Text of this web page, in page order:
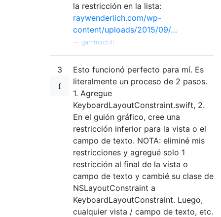
la restricción en la lista:
raywenderlich.com/wp-
content/uploads/2015/09/…
gammachill
3
Esto funcionó perfecto para mí. Es
literalmente un proceso de 2 pasos.
1. Agregue
KeyboardLayoutConstraint.swift, 2.
En el guión gráfico, cree una
restricción inferior para la vista o el
campo de texto. NOTA: eliminé mis
restricciones y agregué solo 1
restricción al final de la vista o
campo de texto y cambié su clase de
NSLayoutConstraint a
KeyboardLayoutConstraint. Luego,
cualquier vista / campo de texto, etc.